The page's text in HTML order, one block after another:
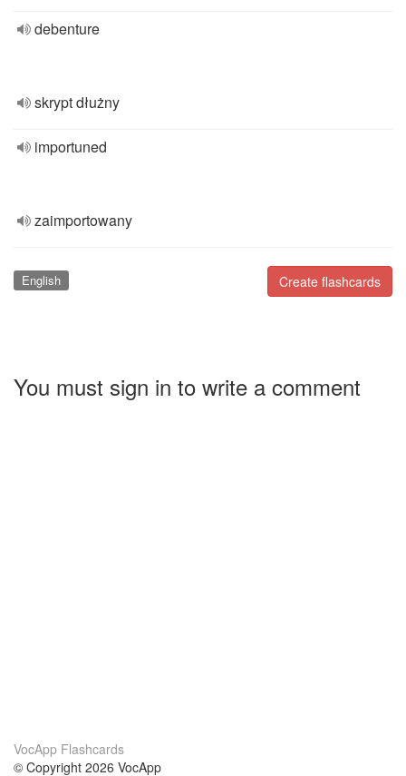
debenture
skrypt dłużny
importuned
zaimportowany
Create flashcards
English
You must sign in to write a comment
VocApp Flashcards
© Copyright 2026 VocApp